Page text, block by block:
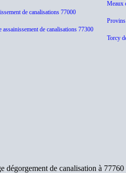
de canalisations 77000
de canalisations 77300
Meaux
Provins
Torcy
dégorgement de canalisation à